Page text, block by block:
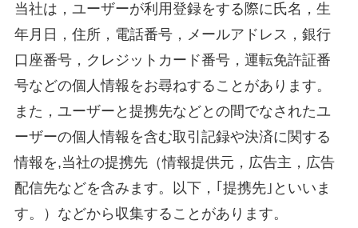
当社は，ユーザーが利用登録をする際に氏名，生
年月日，住所，電話番号，メールアドレス，銀行
口座番号，クレジットカード番号，運転免許証番
号などの個人情報をお尋ねすることがあります。
また，ユーザーと提携先などとの間でなされたユ
ーザーの個人情報を含む取引記録や決済に関する
情報を,当社の提携先（情報提供元，広告主，広告
配信先などを含みます。以下，｢提携先｣といいま
す。）などから収集することがあります。